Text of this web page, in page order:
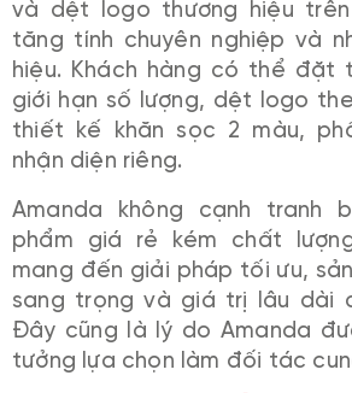
và dệt logo thương hiệu
tăng tính chuyên nghiệp và
hiệu. Khách hàng có thể đặt
giới hạn số lượng, dệt logo
thiết kế khăn sọc 2 màu,
nhận diện riêng.
Amanda không cạnh tranh
phẩm giá rẻ kém chất
mang đến giải pháp tối ưu,
sang trọng và giá trị lâu dài
Đây cũng là lý do Amanda
tưởng lựa chọn làm đối tác